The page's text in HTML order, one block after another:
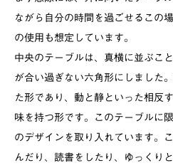
ながら自分の時間を過ごせるこの
の使用も想定しています。
中央のテーブルは、真横に並ぶこ
が合い過ぎない六角形にしました
た形であり、動と静といった相反
味を持つ形です。このテーブルに
のデザインを取り入れています。
んだり、読書をしたり、ゆっくり